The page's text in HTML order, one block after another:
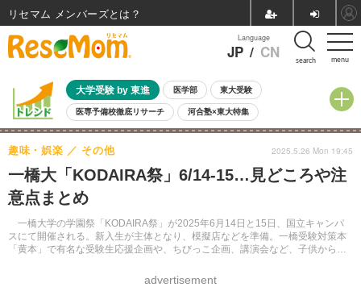
menu
Language
JP / CN search
大学受験 by 東進 医学部 東大受験
医専予備校徹底リサーチ 河合塾×東大特集
親子で考える大学選び 高校受験 中学受験 小学校受験
共通テスト 夏休み
8月開催イベント・WS 全国公立高校 過去問 人気記事
自由研究教材（小学生向け）
一橋大「KODAIRA祭」6/14-15…見どころや注
意点まとめ
一橋大学の学園祭「KODAIRA祭」が2025年6月14日と15日、国立キャンパ
スにて開催される。新入生が主体となり、模擬店などを準備。一橋受験対策本
「黄本」で有名な受験生応援企画や、ちびっこ企画、講演会など、子供から大
趣味・娯楽 その他
advertisement
2025.5.26 Mon 19:45
リセマム メンバーズ